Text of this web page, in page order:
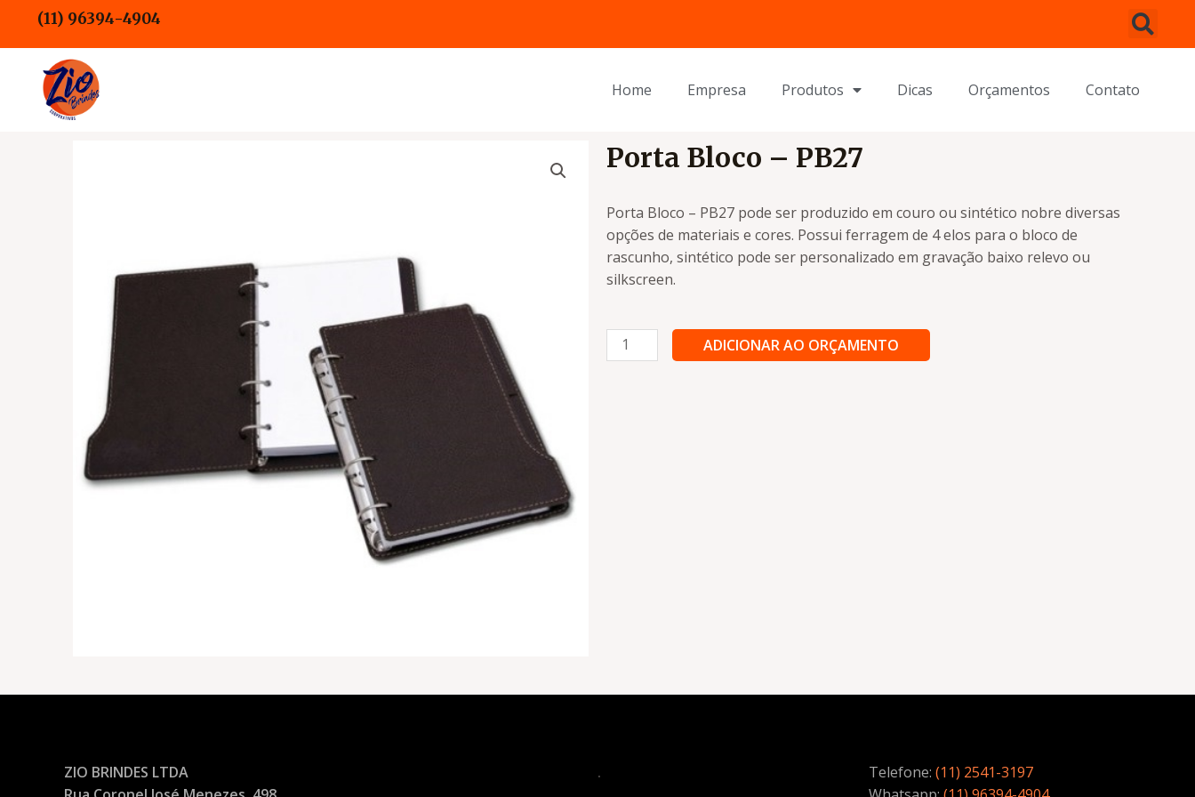
o
conteúdo
(11) 96394-4904
Home Empresa Produtos Dicas Orçamentos Contato
Porta Bloco – PB27
Porta Bloco – PB27 pode ser produzido em couro ou sintético nobre diversas
opções de materiais e cores. Possui ferragem de 4 elos para o bloco de
rascunho, sintético pode ser personalizado em gravação baixo relevo ou
silkscreen.
Porta
Bloco
ADICIONAR AO ORÇAMENTO
ZIO BRINDES LTDA
. Telefone: (11) 2541-3197